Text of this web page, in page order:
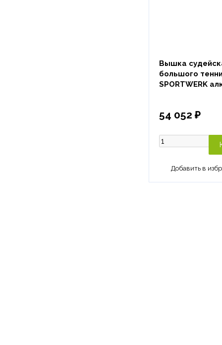
Вышка
большого
SPORTWERK
54 052 ₽